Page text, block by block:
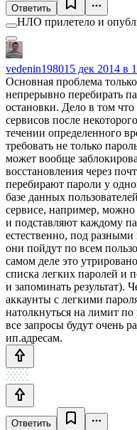
Ответить
НЛО прилетело и
vedenin198015 дек 2014 в
Основная проблема
непрерывно перебирать
остановки. Дело в том
сервисов после
течении определенного
требовать не только
может вообще
восстановления через
перебирают пароли у
базе данных
сервисе, например,
и подставляют каждому
естественно, под
они пойдут по всем
самом деле это
списка легких паролей и
и запоминать результат).
аккаунты с легкими
натолкнуться на лимит
все запросы будут очень
ип.адресам.
Ответить